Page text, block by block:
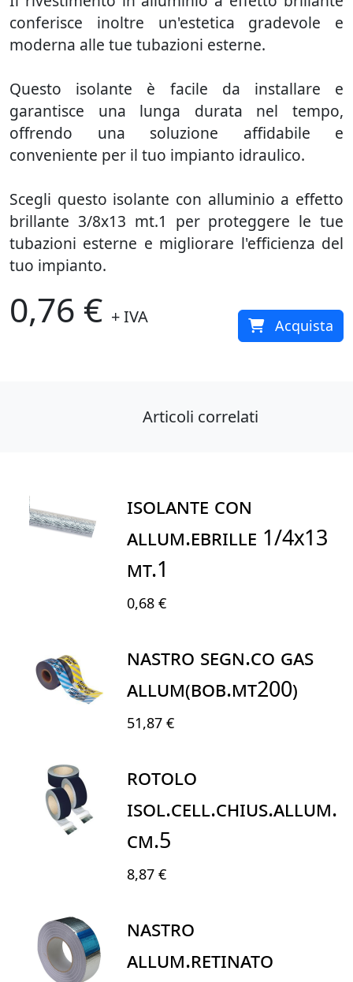
conferisce inoltre un'estetica gradevole e
moderna alle tue tubazioni esterne.
Questo isolante è facile da installare e
garantisce una lunga durata nel tempo,
offrendo una soluzione affidabile e
conveniente per il tuo impianto idraulico.
Scegli questo isolante con alluminio a effetto
brillante 3/8x13 mt.1 per proteggere le tue
tubazioni esterne e migliorare l'efficienza del
tuo impianto.
0,76 € + IVA Acquista
Articoli correlati
ISOLANTE CON
ALLUM.EBRILLE 1/4X13
MT.1
0,68 €
NASTRO SEGN.CO GAs
ALLUM(bob.mt200)
51,87 €
ROTOLO
ISOL.CELL.CHIUS.ALLUM.
CM.5
8,87 €
NASTRO
ALLUM.RETINATO